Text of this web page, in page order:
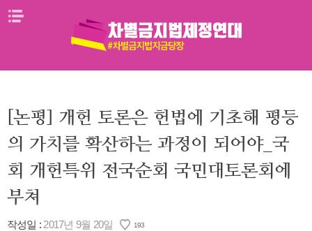
Skip
[논평] 개헌 토론은 헌법에 기초해 평등
의 가치를 확산하는 과정이 되어야_국
회 개헌특위 전국순회 국민대토론회에
부쳐
작성일 : 2017년 9월 20일 193